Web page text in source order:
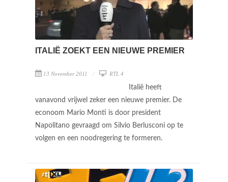
ITALIË ZOEKT EEN NIEUWE PREMIER
13 November 2011 RTL 4
Italië heeft
vanavond vrijwel zeker een nieuwe premier. De
econoom Mario Monti is door president
Napolitano gevraagd om Silvio Berlusconi op te
volgen en een noodregering te formeren.